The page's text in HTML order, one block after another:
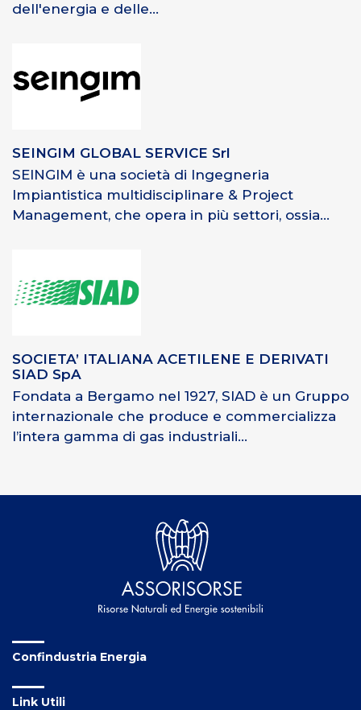
dell'energia e delle...
SEINGIM GLOBAL SERVICE Srl
SEINGIM è una società di Ingegneria
Impiantistica multidisciplinare & Project
Management, che opera in più settori, ossia...
SOCIETA’ ITALIANA ACETILENE E DERIVATI
SIAD SpA
Fondata a Bergamo nel 1927, SIAD è un Gruppo
internazionale che produce e commercializza
l’intera gamma di gas industriali...
Confindustria Energia
Link Utili